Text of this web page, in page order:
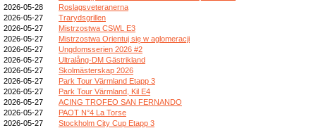
2026-05-28
Roslagsveteranerna
2026-05-27
Trarydsgrillen
2026-05-27
Mistrzostwa CSWL E3
2026-05-27
Mistrzostwa Orientuj się w aglomeracji
2026-05-27
Ungdomsserien 2026 #2
2026-05-27
Ultralång-DM Gästrikland
2026-05-27
Skolmästerskap 2026
2026-05-27
Park Tour Värmland Etapp 3
2026-05-27
Park Tour Värmland, Kil E4
2026-05-27
ACING TROFEO SAN FERNANDO
2026-05-27
PAOT N°4 La Torse
2026-05-27
Stockholm City Cup Etapp 3